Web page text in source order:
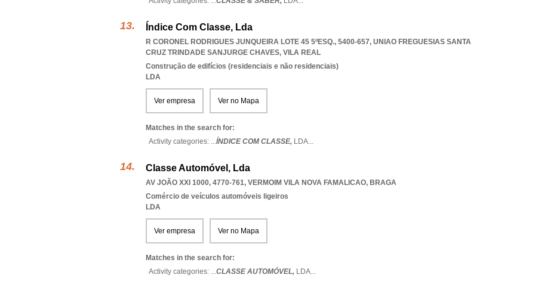
Índice Com Classe, Lda
R CORONEL RODRIGUES JUNQUEIRA LOTE 45 5ºESQ., 5400-657, UNIAO FREGUESIAS SANTA
CRUZ TRINDADE SANJURGE CHAVES, VILA REAL
Construção de edifícios (residenciais e não residenciais)
LDA
Ver empresa Ver no Mapa
Matches in the search for:
Activity categories: ...ÍNDICE COM CLASSE, LDA...
Classe Automóvel, Lda
AV JOÃO XXI 1000, 4770-761, VERMOIM VILA NOVA FAMALICAO, BRAGA
Comércio de veículos automóveis ligeiros
LDA
Ver empresa Ver no Mapa
Matches in the search for:
Activity categories: ...CLASSE AUTOMÓVEL, LDA...